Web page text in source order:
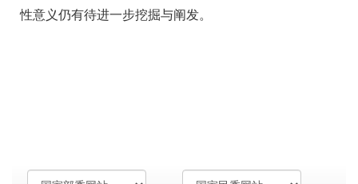
性意义仍有待进一步挖掘与阐发。